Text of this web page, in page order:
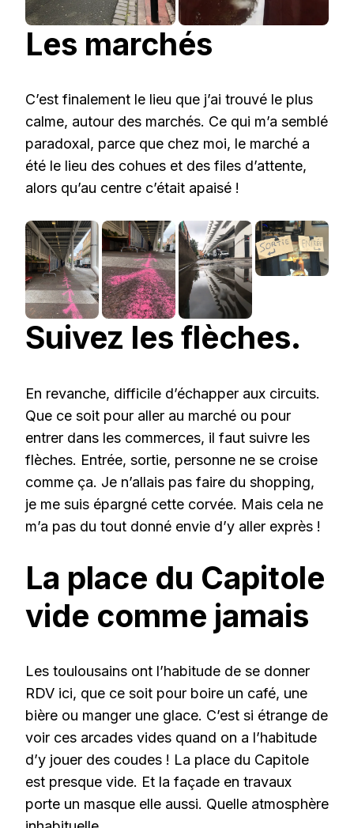
Les marchés
C’est finalement le lieu que j’ai trouvé le plus
calme, autour des marchés. Ce qui m’a semblé
paradoxal, parce que chez moi, le marché a
été le lieu des cohues et des files d’attente,
alors qu’au centre c’était apaisé !
Suivez les flèches.
En revanche, difficile d’échapper aux circuits.
Que ce soit pour aller au marché ou pour
entrer dans les commerces, il faut suivre les
flèches. Entrée, sortie, personne ne se croise
comme ça. Je n’allais pas faire du shopping,
je me suis épargné cette corvée. Mais cela ne
m’a pas du tout donné envie d’y aller exprès !
La place du Capitole
vide comme jamais
Les toulousains ont l’habitude de se donner
RDV ici, que ce soit pour boire un café, une
bière ou manger une glace. C’est si étrange de
voir ces arcades vides quand on a l’habitude
d’y jouer des coudes ! La place du Capitole
est presque vide. Et la façade en travaux
porte un masque elle aussi. Quelle atmosphère